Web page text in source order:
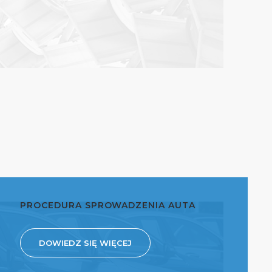
PROCEDURA SPROWADZENIA AUTA
DOWIEDZ SIĘ WIĘCEJ